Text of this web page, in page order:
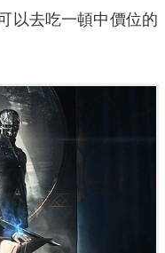
以去吃一頓中價位的